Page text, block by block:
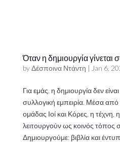
Όταν η δημιουργία γίνεται
byΔέσποινα Ντάντη | Jan 6,
Για εμάς, η δημιουργία δεν
συλλογική εμπειρία. Μέσα από
ομάδας Ιοί και Κόρες, η τέχνη,
λειτουργούν ως κοινός τόπος
Δημιουργούμε: βιβλία και